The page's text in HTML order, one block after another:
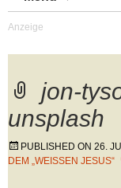
jon-
unsplash
PUBLISHED ON 26.
DEM „WEISSEN JESUS“